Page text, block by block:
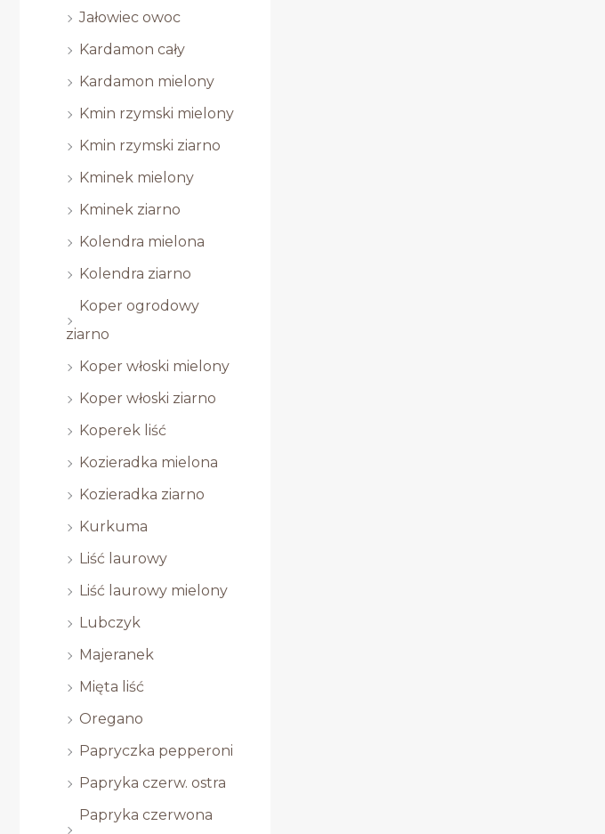
Jałowiec owoc
Kardamon cały
Kardamon mielony
Kmin rzymski mielony
Kmin rzymski ziarno
Kminek mielony
Kminek ziarno
Kolendra mielona
Kolendra ziarno
Koper ogrodowy
ziarno
Koper włoski mielony
Koper włoski ziarno
Koperek liść
Kozieradka mielona
Kozieradka ziarno
Kurkuma
Liść laurowy
Liść laurowy mielony
Lubczyk
Majeranek
Mięta liść
Oregano
Papryczka pepperoni
Papryka czerw. ostra
Papryka czerwona